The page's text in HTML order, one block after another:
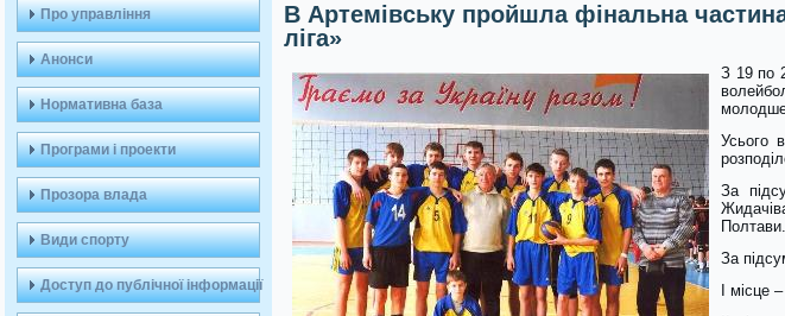
Про управління
Анонси
Нормативна база
Програми і проекти
Прозора влада
Види спорту
Доступ до публічної інформації
В Артемівську пройшла фінальна
ліга»
З 19 по
Усього
За
Полтави.
За
I